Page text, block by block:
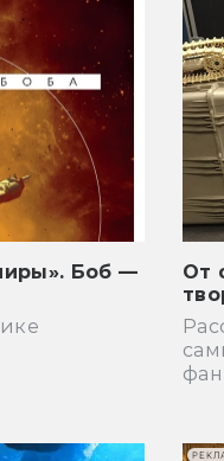
Боб —
От